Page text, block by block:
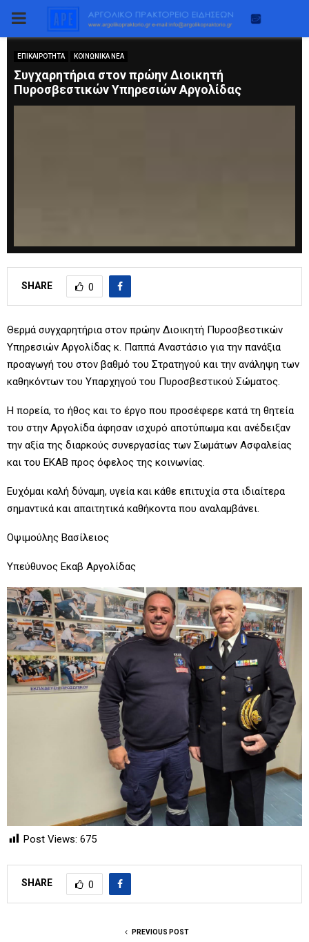
PRIMARY
MENU
ΕΠΙΚΑΙΡΟΤΗΤΑ ΚΟΙΝΩΝΙΚΑ ΝΕΑ
Συγχαρητήρια στον πρώην Διοικητή
Πυροσβεστικών Υπηρεσιών Αργολίδας
SHARE 0
Θερμά συγχαρητήρια στον πρώην Διοικητή Πυροσβεστικών
Υπηρεσιών Αργολίδας κ. Παππά Αναστάσιο για την πανάξια
προαγωγή του στον βαθμό του Στρατηγού και την ανάληψη των
καθηκόντων του Υπαρχηγού του Πυροσβεστικού Σώματος.
Η πορεία, το ήθος και το έργο που προσέφερε κατά τη θητεία
του στην Αργολίδα άφησαν ισχυρό αποτύπωμα και ανέδειξαν
την αξία της διαρκούς συνεργασίας των Σωμάτων Ασφαλείας
και του ΕΚΑΒ προς όφελος της κοινωνίας.
Ευχόμαι καλή δύναμη, υγεία και κάθε επιτυχία στα ιδιαίτερα
σημαντικά και απαιτητικά καθήκοντα που αναλαμβάνει.
Οψιμούλης Βασίλειος
Υπεύθυνος Εκαβ Αργολίδας
Post Views: 675
SHARE 0
PREVIOUS POST